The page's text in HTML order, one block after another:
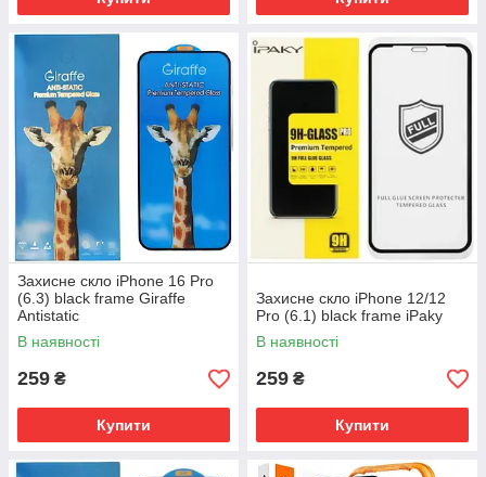
Захисне скло iPhone 16 Pro
(6.3) black frame Giraffe
Antistatic
В наявності
259 ₴
Купити
Захисне скло iPhone 12/12
Pro (6.1) black frame iPaky
В наявності
259 ₴
Купити